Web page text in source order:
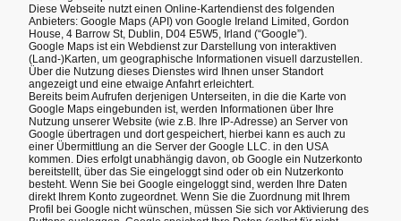
Diese Webseite nutzt einen Online-Kartendienst des folgenden
Anbieters: Google Maps (API) von Google Ireland Limited, Gordon
House, 4 Barrow St, Dublin, D04 E5W5, Irland (“Google”).
Google Maps ist ein Webdienst zur Darstellung von interaktiven
(Land-)Karten, um geographische Informationen visuell darzustellen.
Über die Nutzung dieses Dienstes wird Ihnen unser Standort
angezeigt und eine etwaige Anfahrt erleichtert.
Bereits beim Aufrufen derjenigen Unterseiten, in die die Karte von
Google Maps eingebunden ist, werden Informationen über Ihre
Nutzung unserer Website (wie z.B. Ihre IP-Adresse) an Server von
Google übertragen und dort gespeichert, hierbei kann es auch zu
einer Übermittlung an die Server der Google LLC. in den USA
kommen. Dies erfolgt unabhängig davon, ob Google ein Nutzerkonto
bereitstellt, über das Sie eingeloggt sind oder ob ein Nutzerkonto
besteht. Wenn Sie bei Google eingeloggt sind, werden Ihre Daten
direkt Ihrem Konto zugeordnet. Wenn Sie die Zuordnung mit Ihrem
Profil bei Google nicht wünschen, müssen Sie sich vor Aktivierung des